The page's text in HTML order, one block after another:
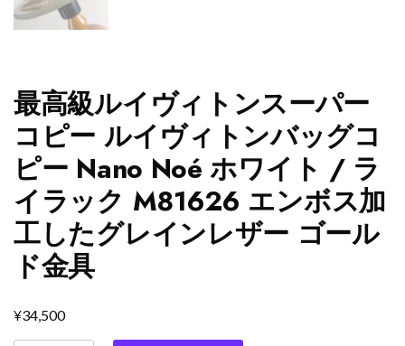
最高級ルイヴィトンスーパー
コピー ルイヴィトンバッグコ
ピー Nano Noé ホワイト / ラ
イラック M81626 エンボス加
工したグレインレザー ゴール
ド金具
¥34,500